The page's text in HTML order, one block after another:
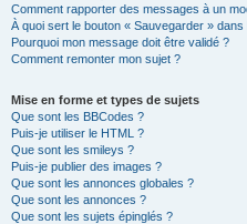
Comment rapporter des messages à un
À quoi sert le bouton « Sauvegarder »
Pourquoi mon message doit être validé ?
Comment remonter mon sujet ?
Mise en forme et types de sujets
Que sont les BBCodes ?
Puis-je utiliser le HTML ?
Que sont les smileys ?
Puis-je publier des images ?
Que sont les annonces globales ?
Que sont les annonces ?
Que sont les sujets épinglés ?